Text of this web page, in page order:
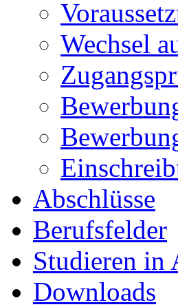
Wechsel
Abschlüsse
Berufsfelder
Studieren in
Downloads